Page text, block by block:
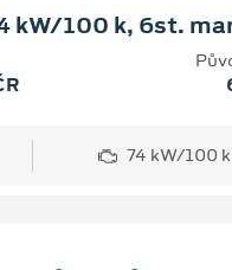
kW/100 k, 6st.
74 kW/100 k